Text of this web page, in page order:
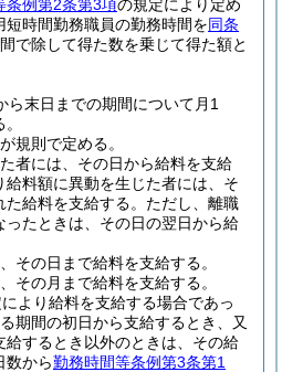
条例第2条第3項の規定により定め
短時間勤務職員の勤務時間を同条
で除して得た数を乗じて得た額と
ら末日までの期間について月1
規則で定める。
者には、その日から給料を支給
給料額に異動を生じた者には、そ
給料を支給する。 ただし、離職
ったときは、その日の翌日から給
その日まで給料を支給する。
その月まで給料を支給する。
より給料を支給する場合であっ
期間の初日から支給するとき、又
給するとき以外のときは、その給
数から勤務時間等条例第3条第1